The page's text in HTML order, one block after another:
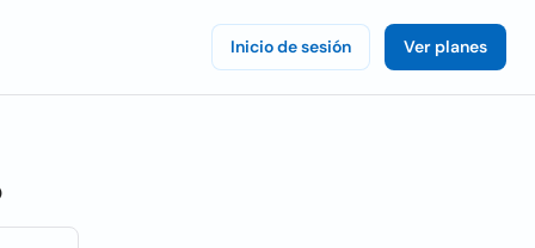
Inicio de sesión Ver planes